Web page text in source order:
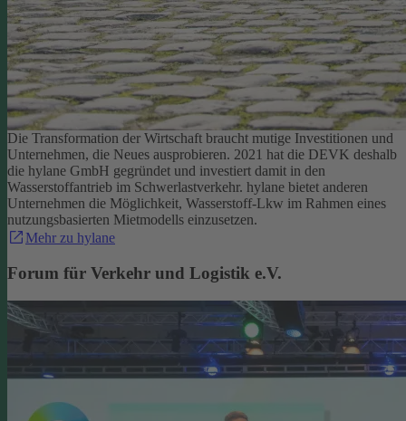
Die Transformation der Wirtschaft braucht mutige Investitionen und
Unternehmen, die Neues ausprobieren. 2021 hat die DEVK deshalb
die hylane GmbH gegründet und investiert damit in den
Wasserstoffantrieb im Schwerlastverkehr. hylane bietet anderen
Unternehmen die Möglichkeit, Wasserstoff-Lkw im Rahmen eines
nutzungsbasierten Mietmodells einzusetzen.
Mehr zu hylane
Forum für Verkehr und Logistik e.V.